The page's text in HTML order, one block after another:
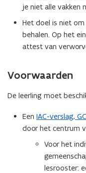
je niet alle vakken
Het doel is niet
behalen. Op het
attest van
Voorwaarden
De leerling moet
Een IAC-verslag,
door het centrum
Voor het
lesrooster: